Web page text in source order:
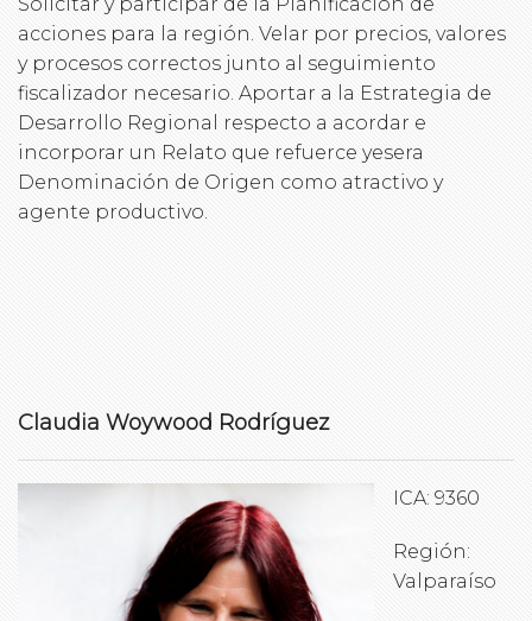
acciones para la región. Velar por precios, valores
y procesos correctos junto al seguimiento
fiscalizador necesario. Aportar a la Estrategia de
Desarrollo Regional respecto a acordar e
incorporar un Relato que refuerce yesera
Denominación de Origen como atractivo y
agente productivo.
Claudia Woywood Rodríguez
ICA: 9360
Región:
Valparaíso